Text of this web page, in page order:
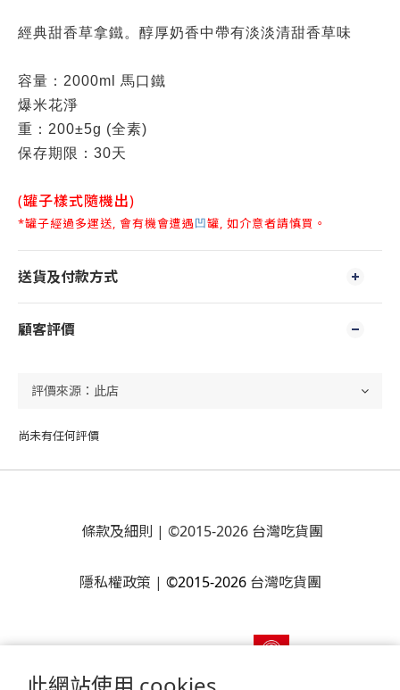
經典甜香草拿鐵。醇厚奶香中帶有淡淡清甜香草味
容量：2000ml 馬口鐵
爆米花淨
重：200±5g (全素)
保存期限：30天
(罐子樣式隨機出)
*罐子經過多運送, 會有機會遭遇 凹 罐, 如介意者請慎買。
送貨及付款方式
顧客評價
尚未有任何評價
條款及細則 | ©2015-2026 台灣吃貨團
隱私權政策 | ©2015-2026台灣吃貨團